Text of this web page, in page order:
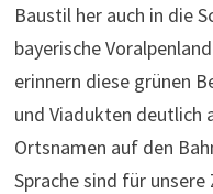
Baustil her auch in die
bayerische
erinnern diese grünen
und Viadukten deutlich
Ortsnamen auf den
Sprache sind für